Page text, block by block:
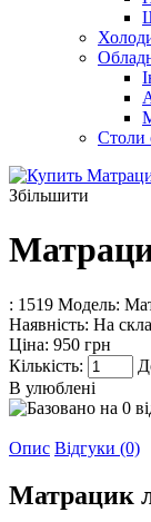
Столи
Збільшити
: 1519 Модель:
Наявність: На
Ціна: 950 грн
Кількість:
В улюблені
Опис Відгуки (0)
Матрацик